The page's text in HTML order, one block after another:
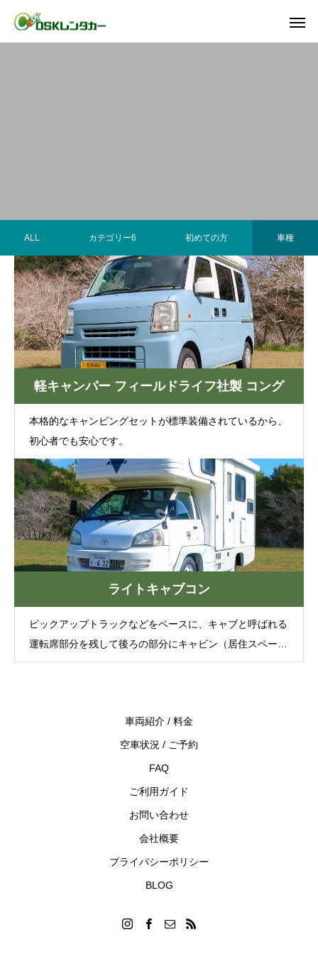
ALL カテゴリー6 初めての方 車種
軽キャンパー フィールドライフ社製 コング
本格的なキャンピングセットが標準装備されているから、
初心者でも安心です。
ライトキャブコン
ピックアップトラックなどをベースに、キャブと呼ばれる
運転席部分を残して後ろの部分にキャビン（居住スペー
ス）を取り付けたタイプ
車両紹介 / 料金
空車状況 / ご予約
FAQ
ご利用ガイド
お問い合わせ
会社概要
プライバシーポリシー
BLOG